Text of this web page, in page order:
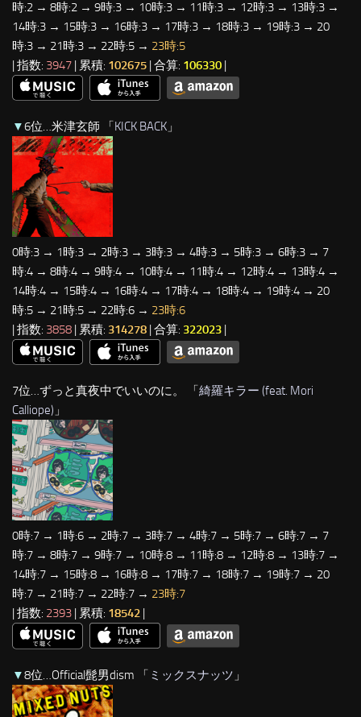
時:2 → 8時:2 → 9時:3 → 10時:3 → 11時:3 → 12時:3 → 13時:3 →
14時:3 → 15時:3 → 16時:3 → 17時:3 → 18時:3 → 19時:3 → 20
時:3 → 21時:3 → 22時:5 → 23時:5
| 指数: 3947 | 累積: 102675 | 合算: 106330 |
▼6位…米津玄師 「KICK BACK 」
0時:3 → 1時:3 → 2時:3 → 3時:3 → 4時:3 → 5時:3 → 6時:3 → 7
時:4 → 8時:4 → 9時:4 → 10時:4 → 11時:4 → 12時:4 → 13時:4 →
14時:4 → 15時:4 → 16時:4 → 17時:4 → 18時:4 → 19時:4 → 20
時:5 → 21時:5 → 22時:6 → 23時:6
| 指数: 3858 | 累積: 314278 | 合算: 322023 |
7位…ずっと真夜中でいいのに。 「 綺羅キラー (feat. Mori
Calliope) 」
0時:7 → 1時:6 → 2時:7 → 3時:7 → 4時:7 → 5時:7 → 6時:7 → 7
時:7 → 8時:7 → 9時:7 → 10時:8 → 11時:8 → 12時:8 → 13時:7 →
14時:7 → 15時:8 → 16時:8 → 17時:7 → 18時:7 → 19時:7 → 20
時:7 → 21時:7 → 22時:7 → 23時:7
| 指数: 2393 | 累積: 18542
▼8位…Official髭男dism 「 ミックスナッツ 」